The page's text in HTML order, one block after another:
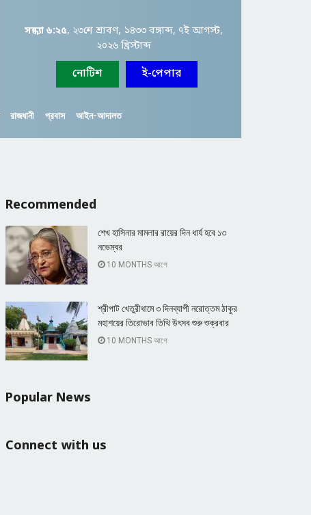
সন্ধ্যা ৬:২৫, ২৩শে শ্রাবণ, ১৪৩৩ বঙ্গাব্দ, ৭ই আগস্ট,
২০২৬ খ্রিস্টাব্দ
নোটিশ ই-পেপার
রাজধানী প্রবাস আইন-আদালত
Recommended
শেখ হাসিনার মামলার রায়ের দিন ধার্য হবে ১৩
নভেম্বর
10 MONTHS আগে
শ্রীপাট খেতুরীধামে ৩ দিনব্যাপী নরোত্তম ঠাকুর
মহাশয়ের তিরোভাব তিথি উৎসব শুরু শুক্রবার
10 MONTHS আগে
Popular News
Connect with us